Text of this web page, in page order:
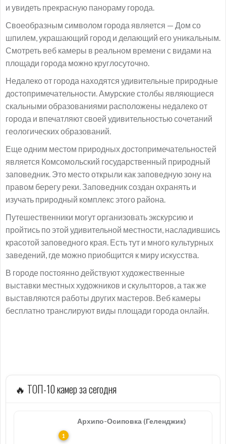
и увидеть прекрасную панораму города.
Своеобразным символом города является — Дом со
шпилем, украшающий город и делающий его уникальным.
Смотреть веб камеры в реальном времени с видами на
площади города можно круглосуточно.
Недалеко от города находятся удивительные природные
достопримечательности. Амурские столбы являющиеся
скальными образованиями расположены недалеко от
города и впечатляют своей удивительностью сочетаний
геологических образований.
Еще одним местом природных достопримечательностей
является Комсомольский государственный природный
заповедник. Это место открыли как заповедную зону на
правом берегу реки. Заповедник создан охранять и
изучать природный комплекс этого района.
Путешественники могут организовать экскурсию и
пройтись по этой удивительной местности, насладившись
красотой заповедного края. Есть тут и много культурных
заведений, где можно приобщится к миру искусства.
В городе постоянно действуют художественные
выставки местных художников и скульпторов, а так же
выставляются работы других мастеров. Веб камеры
бесплатно транслируют виды площади города онлайн.
🔥 ТОП-10 камер за сегодня
Архипо-Осиповка (Геленджик)